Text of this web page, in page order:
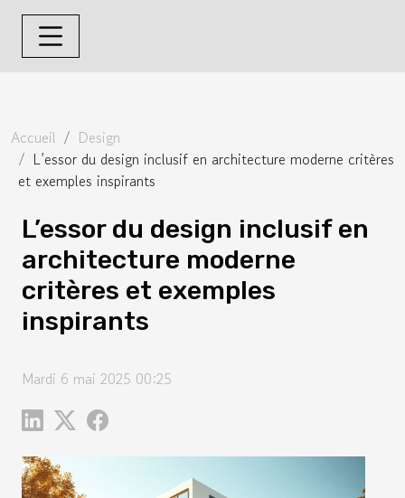
Accueil
Design
L’essor du design inclusif en architecture moderne critères
et exemples inspirants
L’essor du design inclusif en
architecture moderne
critères et exemples
inspirants
Mardi 6 mai 2025 00:25